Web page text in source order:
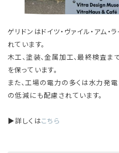
ゲリドンはドイツ・ヴァイル・アム
れています。
木工、塗装、金属加工、最終検査ま
を保っています。
また、工場の電力の多くは水力発
の低減にも配慮されています。
▶詳しくはこちら